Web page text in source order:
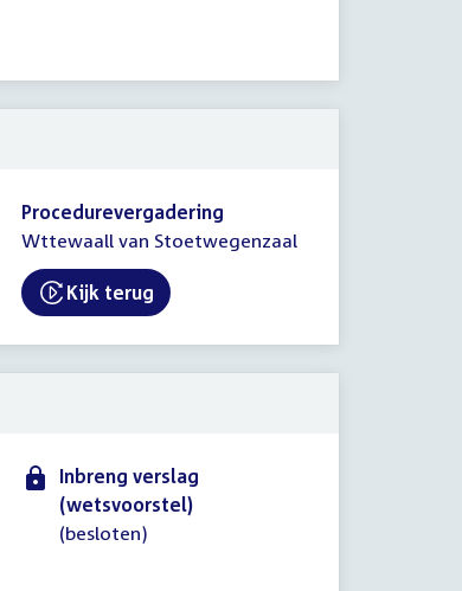
Procedurevergadering
Wttewaall van Stoetwegenzaal
External link:
Kijk terug
Inbreng verslag
(wetsvoorstel)
(besloten)